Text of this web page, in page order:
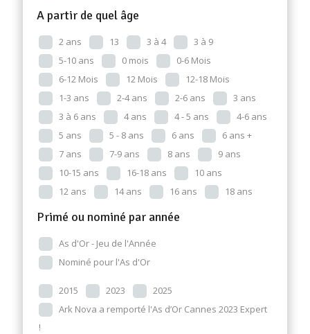
A partir de quel âge
2 ans 13 3 à 4
3 à 9
5-10 ans
0 mois
0-6 Mois
6-12 Mois
12 Mois
12-18 Mois
1-3 ans
2-4 ans 2-6 ans
3 ans
3 à 6 ans
4 ans 4 - 5 ans
4-6 ans
5 ans
5 - 8 ans 6 ans
6 ans +
7 ans
7-9 ans 8 ans
9 ans
10-15 ans
16-18 ans
10 ans
12 ans
14 ans 16 ans 18 ans
Primé ou nominé par année
As d'Or - Jeu de l'Année
Nominé pour l'As d'Or
2015 2023
2025
Ark Nova a remporté l'As d’Or Cannes 2023 Expert
!